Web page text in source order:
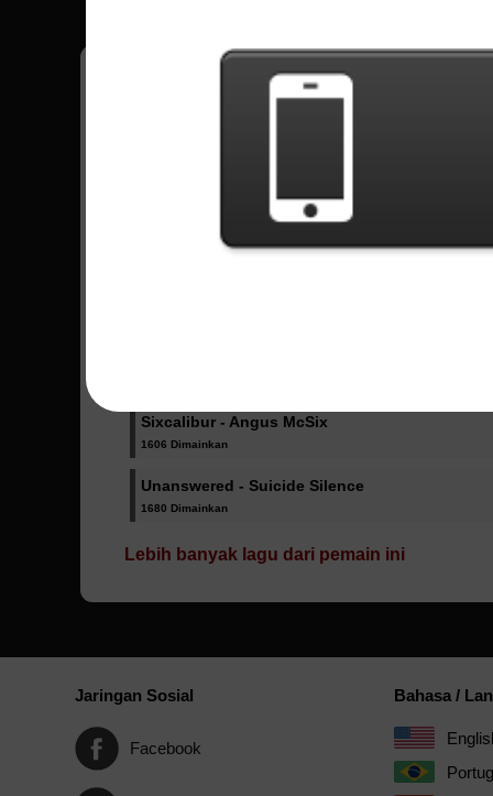
Jorge
1033 Dimainkan
Sixcalibur - Angus McSix
1606 Dimainkan
Unanswered - Suicide Silence
1680 Dimainkan
Lebih banyak lagu dari pemain ini
Jaringan Sosial
Facebook
Bahasa /